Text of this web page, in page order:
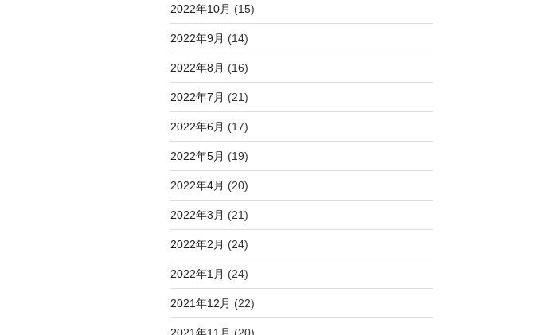
2022年10月 (15)
2022年9月 (14)
2022年8月 (16)
2022年7月 (21)
2022年6月 (17)
2022年5月 (19)
2022年4月 (20)
2022年3月 (21)
2022年2月 (24)
2022年1月 (24)
2021年12月 (22)
2021年11月 (20)